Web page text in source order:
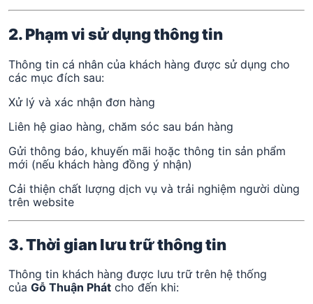
2. Phạm vi sử dụng thông tin
Thông tin cá nhân của khách hàng được sử dụng cho
các mục đích sau:
Xử lý và xác nhận đơn hàng
Liên hệ giao hàng, chăm sóc sau bán hàng
Gửi thông báo, khuyến mãi hoặc thông tin sản phẩm
mới (nếu khách hàng đồng ý nhận)
Cải thiện chất lượng dịch vụ và trải nghiệm người dùng
trên website
3. Thời gian lưu trữ thông tin
Thông tin khách hàng được lưu trữ trên hệ thống
của Gỗ Thuận Phát cho đến khi: